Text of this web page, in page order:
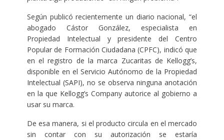
Según publicó recientemente un diario nacional, “el
abogado Cástor González, especialista en
Propiedad Intelectual y presidente del Centro
Popular de Formación Ciudadana (CPFC), indicó que
en el registro de la marca Zucaritas de Kellogg’s,
disponible en el Servicio Autónomo de la Propiedad
Intelectual (SAPI), no se observa ninguna anotación
en la que Kellogg’s Company autorice al gobierno a
usar su marca.
De esa manera, si el producto circula en el mercado
sin contar con su autorización se estaría